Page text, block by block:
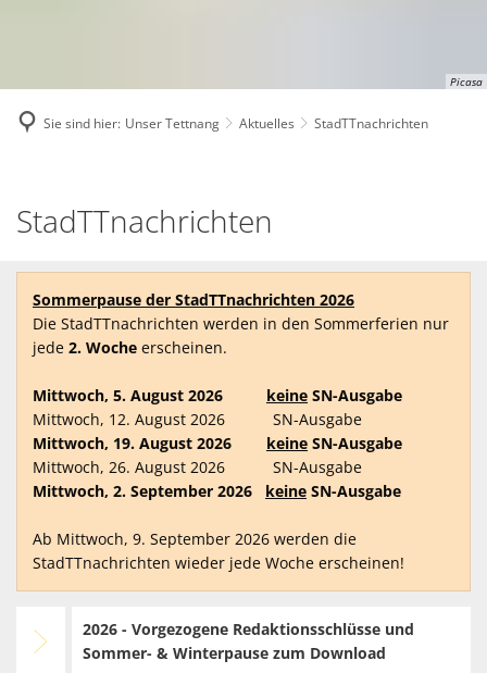
Picasa
Sie sind hier: Unser Tettnang Aktuelles StadTTnachrichten
StadTTnachrichten
Sommerpause der StadTTnachrichten 2026
Die StadTTnachrichten werden in den Sommerferien nur
jede 2. Woche erscheinen.
Mittwoch, 5. August 2026 keine SN-Ausgabe
Mittwoch, 12. August 2026 SN-Ausgabe
Mittwoch, 19. August 2026 keine SN-Ausgabe
Mittwoch, 26. August 2026 SN-Ausgabe
Mittwoch, 2. September 2026 keine SN-Ausgabe
Ab Mittwoch, 9. September 2026 werden die
StadTTnachrichten wieder jede Woche erscheinen!
2026 - Vorgezogene Redaktionsschlüsse und
Sommer- & Winterpause zum Download